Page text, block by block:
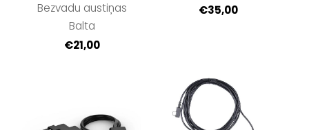
Bezvadu austiņas
Balta
€21,00
€35,00